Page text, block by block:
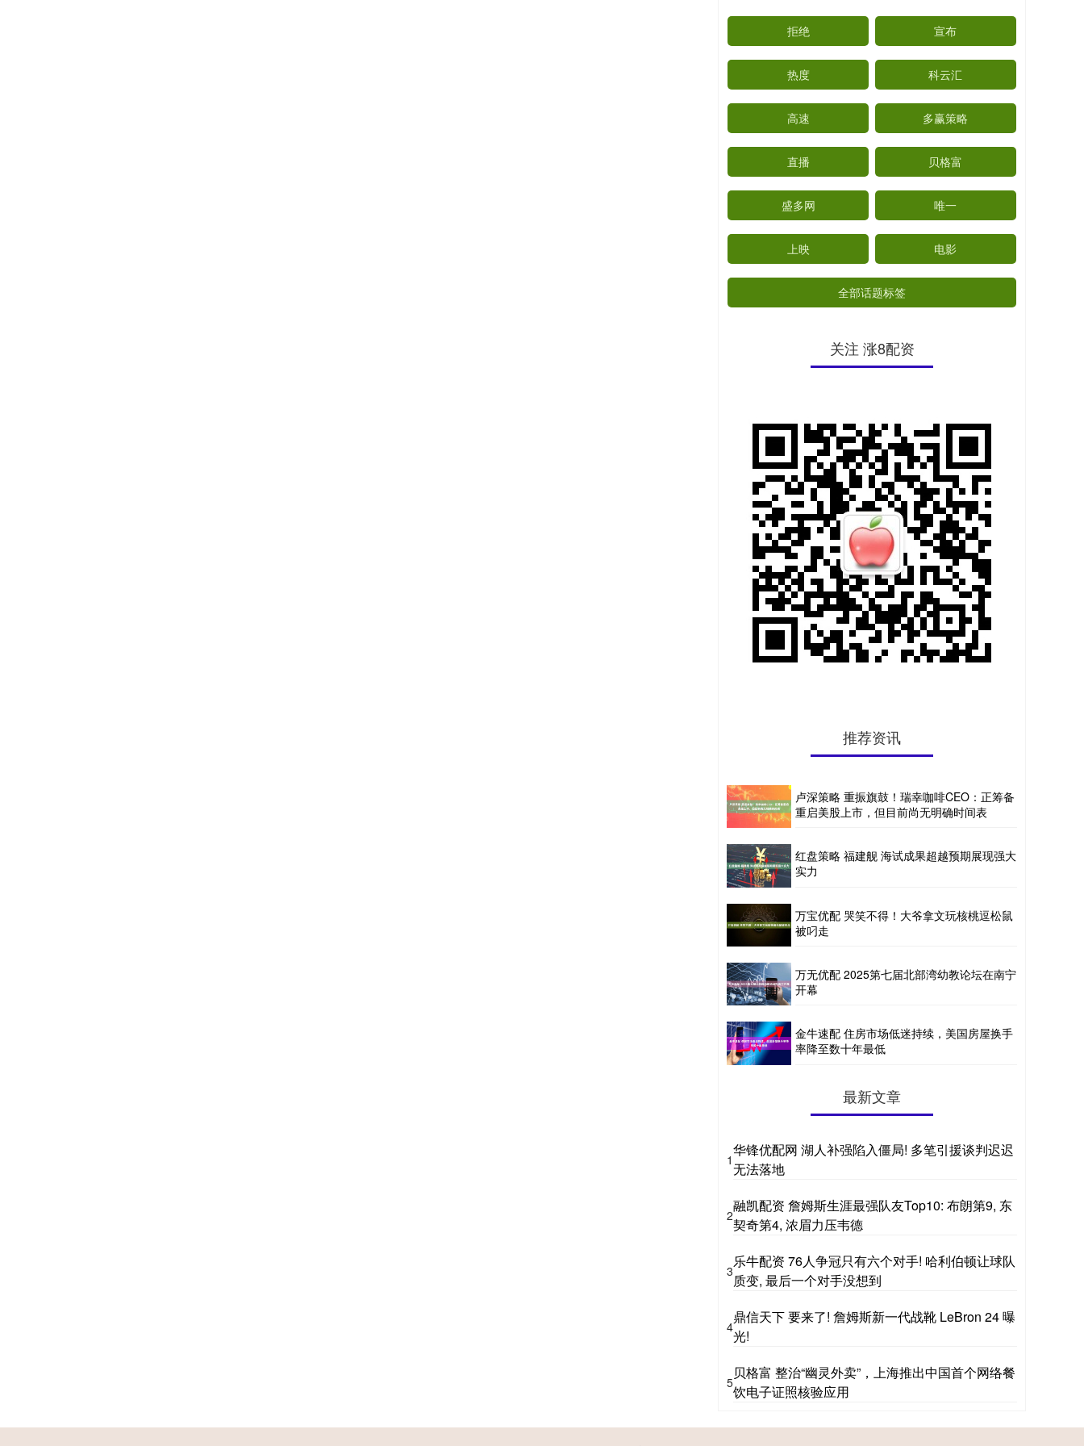
拒绝 宣布
热度 科云汇
高速 多赢策略
直播 贝格富
盛多网 唯一
上映 电影
全部话题标签
关注 涨8配资
推荐资讯
卢深策略 重振旗鼓！瑞幸咖啡CEO：正筹备
重启美股上市，但目前尚无明确时间表
红盘策略 福建舰 海试成果超越预期展现强大
实力
万宝优配 哭笑不得！大爷拿文玩核桃逗松鼠
被叼走
万无优配 2025第七届北部湾幼教论坛在南宁
开幕
金牛速配 住房市场低迷持续，美国房屋换手
率降至数十年最低
最新文章
1
华锋优配网 湖人补强陷入僵局! 多笔引援谈判迟迟
无法落地
2
融凯配资 詹姆斯生涯最强队友Top10: 布朗第9, 东
契奇第4, 浓眉力压韦德
3
乐牛配资 76人争冠只有六个对手! 哈利伯顿让球队
质变, 最后一个对手没想到
4
鼎信天下 要来了! 詹姆斯新一代战靴 LeBron 24 曝
光!
5
贝格富 整治“幽灵外卖”，上海推出中国首个网络餐
饮电子证照核验应用